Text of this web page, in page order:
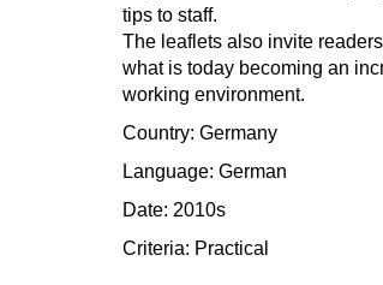
tips to staff.
The leaflets also invite
what is today becoming an
working environment.
Country: Germany
Language: German
Date: 2010s
Criteria: Practical